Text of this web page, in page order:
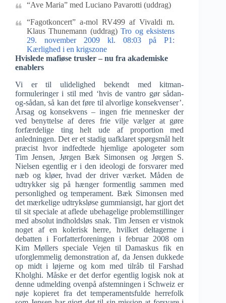
“Ave Maria” med Luciano Pavarotti (uddrag)
“Fagotkoncert” a-mol RV499 af Vivaldi m.
Klaus Thunemann (uddrag)Tro og eksistens
29. november 2009 kl. 08:03 på P1:
Kærlighed i en krigszone
Hvislede mafiøse trusler – nu fra akademiske
enablers
Vi er til ulidelighed bekendt med kitman-
formuleringer i stil med ‘hvis de vantro gør sådan-
og-sådan, så kan det føre til alvorlige konsekvenser’.
Årsag og konsekvens – ingen frie mennesker der
ved benyttelse af deres frie vilje vælger at gøre
forfærdelige ting helt ude af proportion med
anledningen. Det er et stadig uafklaret spørgsmål helt
præcist hvor indfedtede hjemlige apologeter som
Tim Jensen, Jørgen Bæk Simonsen og Jørgen S.
Nielsen egentlig er i den ideologi de forsvarer med
næb og kløer, hvad der driver værket. Måden de
udtrykker sig på hænger formentlig sammen med
personlighed og temperament. Bæk Simonsen med
det mærkelige udtryksløse gummiansigt, har gjort det
til sit speciale at aflede ubehagelige problemstillinger
med absolut indholdsløs snak. Tim Jensen er vistnok
noget af en kolerisk herre, hvilket deltagerne i
debatten i Forfatterforeningen i februar 2008 om
Kim Møllers speciale Vejen til Damaskus fik en
uforglemmelig demonstration af, da Jensen dukkede
op midt i løjerne og kom med tilråb til Farshad
Kholghi. Måske er det derfor egentlig logisk nok at
denne udmelding ovenpå afstemningen i Schweiz er
nøje kopieret fra det temperamentsfulde herrefolk